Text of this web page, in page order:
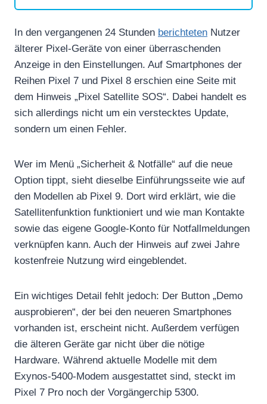
In den vergangenen 24 Stunden berichteten Nutzer
älterer Pixel-Geräte von einer überraschenden
Anzeige in den Einstellungen. Auf Smartphones der
Reihen Pixel 7 und Pixel 8 erschien eine Seite mit
dem Hinweis „Pixel Satellite SOS“. Dabei handelt es
sich allerdings nicht um ein verstecktes Update,
sondern um einen Fehler.
Wer im Menü „Sicherheit & Notfälle“ auf die neue
Option tippt, sieht dieselbe Einführungsseite wie auf
den Modellen ab Pixel 9. Dort wird erklärt, wie die
Satellitenfunktion funktioniert und wie man Kontakte
sowie das eigene Google-Konto für Notfallmeldungen
verknüpfen kann. Auch der Hinweis auf zwei Jahre
kostenfreie Nutzung wird eingeblendet.
Ein wichtiges Detail fehlt jedoch: Der Button „Demo
ausprobieren“, der bei den neueren Smartphones
vorhanden ist, erscheint nicht. Außerdem verfügen
die älteren Geräte gar nicht über die nötige
Hardware. Während aktuelle Modelle mit dem
Exynos-5400-Modem ausgestattet sind, steckt im
Pixel 7 Pro noch der Vorgängerchip 5300.